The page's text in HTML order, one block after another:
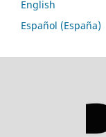
English
Español (España)